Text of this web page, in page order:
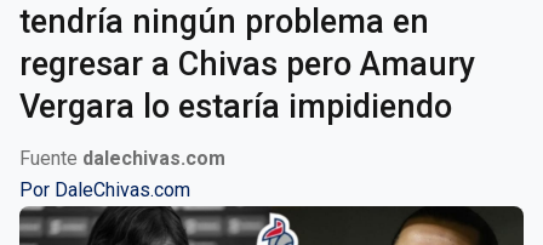
tendría ningún problema en
regresar a Chivas pero Amaury
Vergara lo estaría impidiendo
Fuente dalechivas.com
Por DaleChivas.com